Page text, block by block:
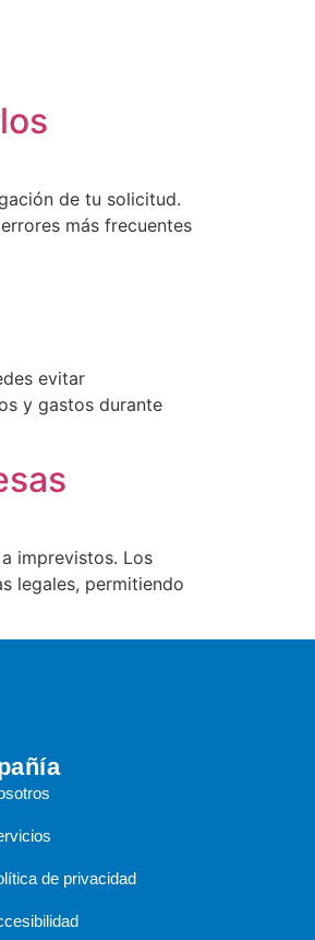
de tu solicitud.
más frecuentes
evitar
y gastos durante
imprevistos. Los
legales, permitiendo
de privacidad